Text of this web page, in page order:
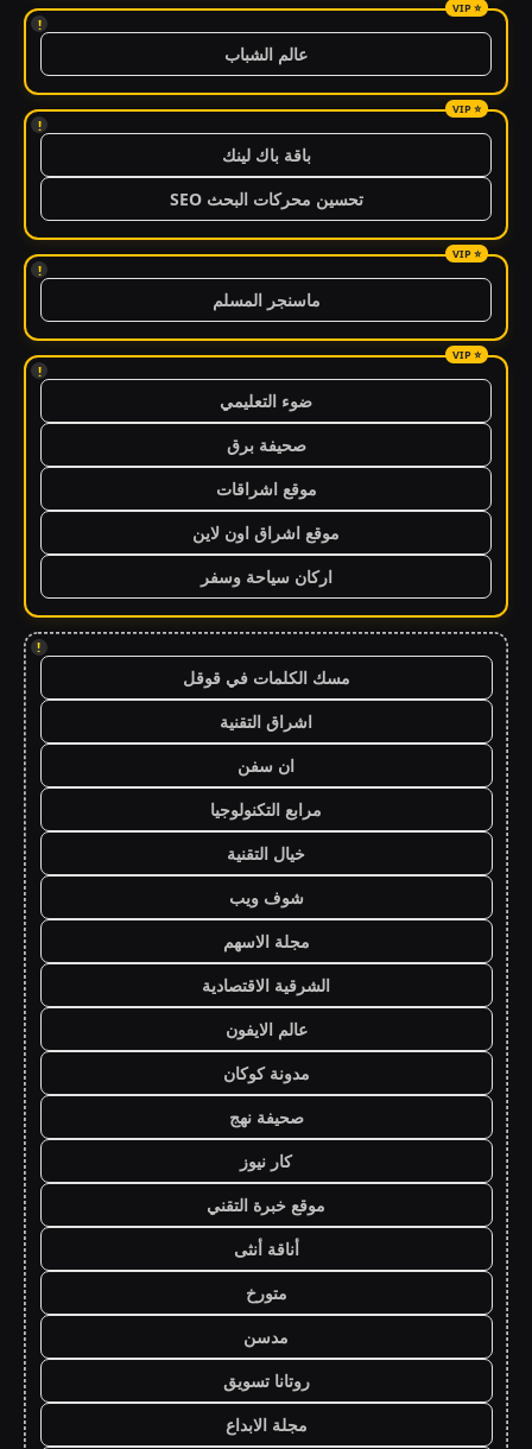
!
عالم الشباب
!
باقة باك لينك
تحسين محركات البحث SEO
!
ماسنجر المسلم
!
ضوء التعليمي
صحيفة برق
موقع اشراقات
موقع اشراق اون لاين
اركان سياحة وسفر
!
مسك الكلمات في قوقل
اشراق التقنية
ان سفن
مرابع التكنولوجيا
خيال التقنية
شوف ويب
مجلة الاسهم
الشرقية الاقتصادية
عالم الايفون
مدونة كوكان
صحيفة نهج
كار نيوز
موقع خبرة التقني
أناقة أنثى
متورخ
مدسن
روتانا تسويق
مجلة الابداع